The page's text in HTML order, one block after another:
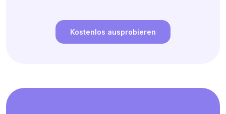
Kostenlos ausprobieren